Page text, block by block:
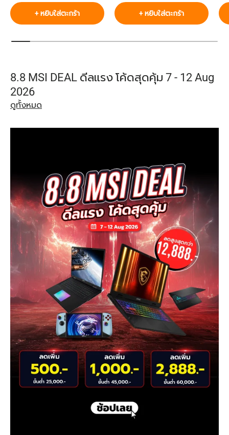
+ หยิบใส่ตะกร้า + หยิบใส่ตะกร้า
8.8 MSI DEAL ดีลแรง โค้ดสุดคุ้ม 7 - 12 Aug
2026
ดูทั้งหมด